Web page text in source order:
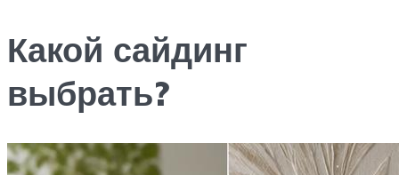
Какой сайдинг
выбрать?